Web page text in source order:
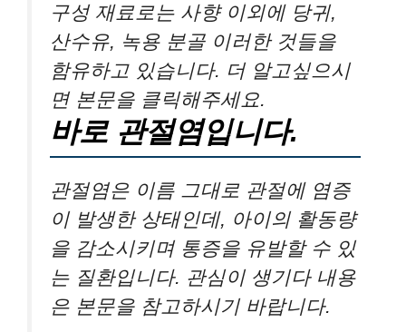
구성 재료로는 사향 이외에 당귀,
산수유, 녹용 분골 이러한 것들을
함유하고 있습니다. 더 알고싶으시
면 본문을 클릭해주세요.
바로 관절염입니다. ​
관절염은 이름 그대로 관절에 염증
이 발생한 상태인데, 아이의 활동량
을 감소시키며 통증을 유발할 수 있
는 질환입니다. 관심이 생기다 내용
은 본문을 참고하시기 바랍니다.